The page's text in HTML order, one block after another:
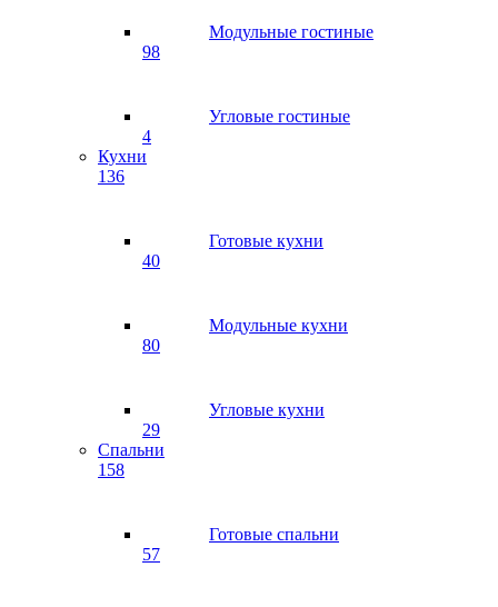
Модульные гостиные
98
Угловые гостиные
4
Кухни
136
Готовые кухни
40
Модульные кухни
80
Угловые кухни
29
Спальни
158
Готовые спальни
57